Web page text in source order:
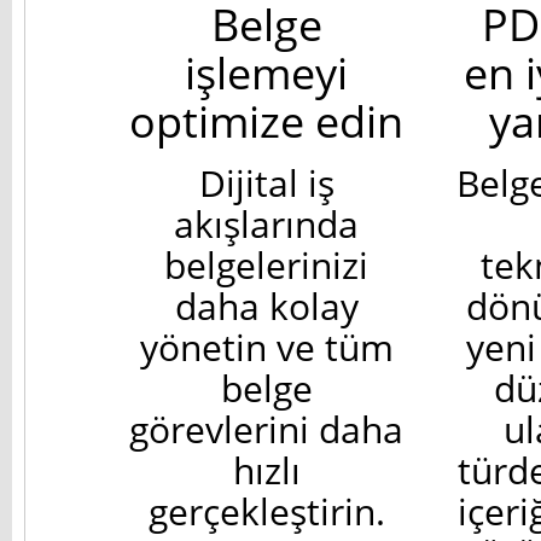
Belge
işlemeyi
optimize edin
Dijital iş
akışlarında
belgelerinizi
daha kolay
yönetin ve tüm
belge
görevlerini daha
hızlı
gerçekleştirin.
en